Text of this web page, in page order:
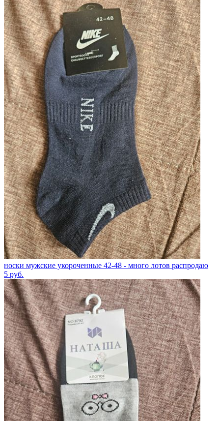
носки мужские укороченные 42-48 - много лотов распродаю
5 руб.